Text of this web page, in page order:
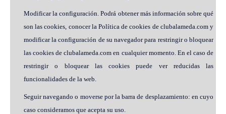
Modificar la configuración. Podrá obtener más información sobre qué
son las cookies, conocer la Política de cookies de clubalameda.com y
modificar la configuración de su navegador para restringir o bloquear
las cookies de clubalameda.com en cualquier momento. En el caso de
restringir o bloquear las cookies puede ver reducidas las
funcionalidades de la web.
Seguir navegando o moverse por la barra de desplazamiento: en cuyo
caso consideramos que acepta su uso.